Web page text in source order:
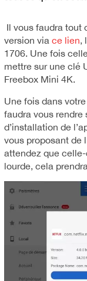
Il vous faudra tout
version via ce lien,
1706. Une fois
mettre sur une clé
Freebox Mini 4K.
Une fois dans
faudra vous
d’installation de
vous proposant de
attendez que celle-
lourde, cela